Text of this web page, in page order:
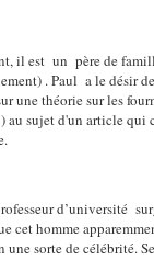
il est un père de
. Paul a le désir
une théorie sur les
au sujet d'un article qui
d’université
cet homme
une sorte de célébrité.